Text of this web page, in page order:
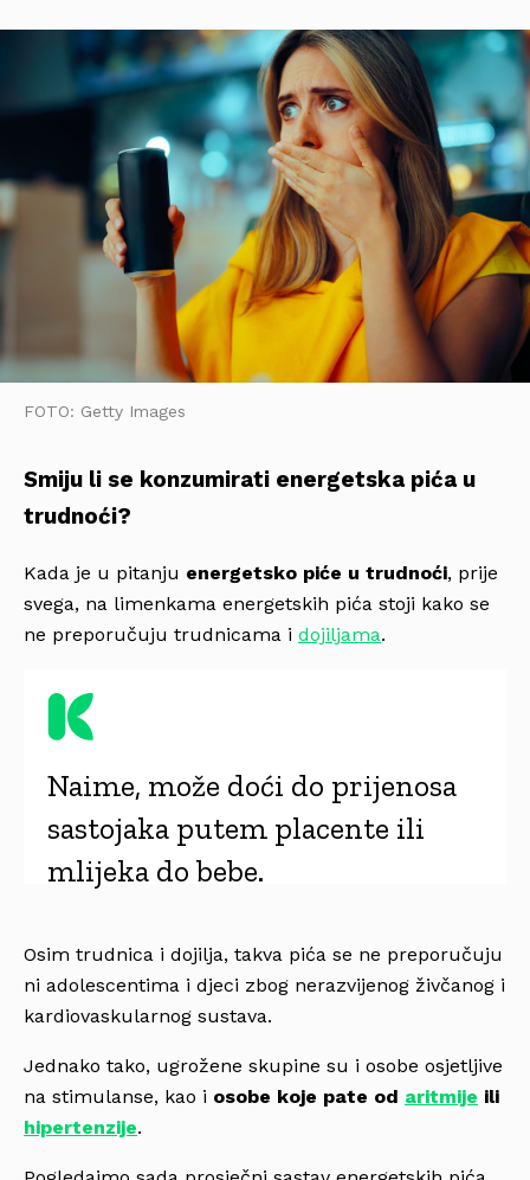
FOTO: Getty Images
Smiju li se konzumirati energetska pića u
trudnoći?
Kada je u pitanju energetsko piće u trudnoći, prije
svega, na limenkama energetskih pića stoji kako se
ne preporučuju trudnicama i dojiljama.
Naime, može doći do prijenosa
sastojaka putem placente ili
mlijeka do bebe.
Osim trudnica i dojilja, takva pića se ne preporučuju
ni adolescentima i djeci zbog nerazvijenog živčanog i
kardiovaskularnog sustava.
Jednako tako, ugrožene skupine su i osobe osjetljive
na stimulanse, kao i osobe koje pate od aritmije ili
hipertenzije.